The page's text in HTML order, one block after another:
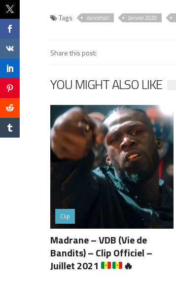
Tags dancehall Janvier 2020
Share this post:
YOU MIGHT ALSO LIKE
Clip
Madrane – VDB (Vie de
Bandits) – Clip Officiel –
Juillet 2021
🔥